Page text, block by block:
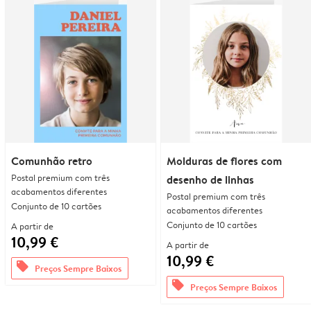
Comunhão retro
Postal premium com três
acabamentos diferentes
Conjunto de 10 cartões
A partir de
10,99 €
offers Preços Sempre Baixos
Molduras de flores com
desenho de linhas
Postal premium com três
acabamentos diferentes
Conjunto de 10 cartões
A partir de
10,99 €
offers Preços Sempre Baixos